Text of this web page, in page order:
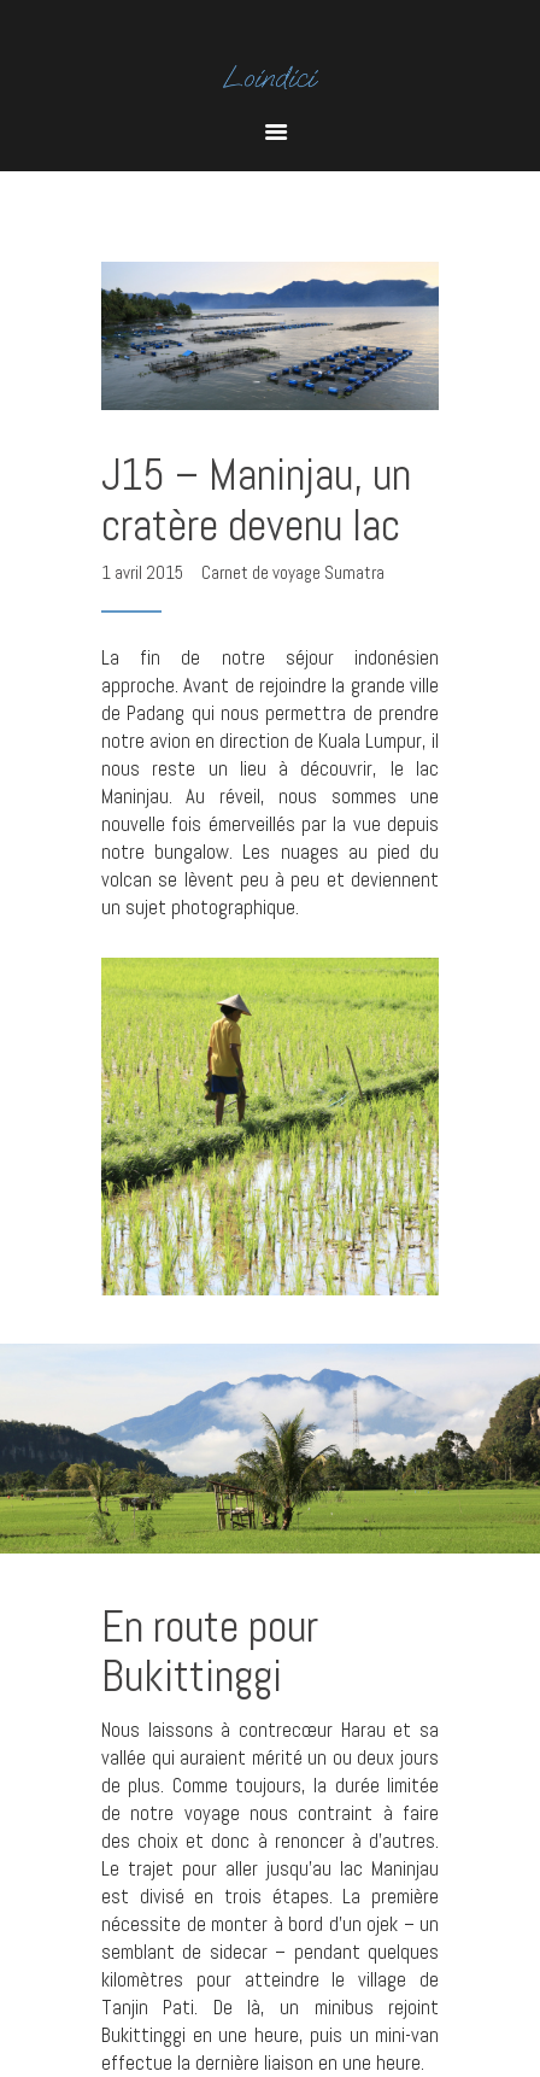
A
O
U
T
U
B
J15 – Maninjau, un
cratère devenu lac
1 avril 2015 Carnet de voyage Sumatra
La fin de notre séjour indonésien
approche. Avant de rejoindre la grande ville
de Padang qui nous permettra de prendre
notre avion en direction de Kuala Lumpur, il
nous reste un lieu à découvrir, le lac
Maninjau. Au réveil, nous sommes une
nouvelle fois émerveillés par la vue depuis
notre bungalow. Les nuages au pied du
volcan se lèvent peu à peu et deviennent
un sujet photographique.
En route pour
Bukittinggi
Nous laissons à contrecœur Harau et sa
vallée qui auraient mérité un ou deux jours
de plus. Comme toujours, la durée limitée
de notre voyage nous contraint à faire
des choix et donc à renoncer à d’autres.
Le trajet pour aller jusqu’au lac Maninjau
est divisé en trois étapes. La première
nécessite de monter à bord d’un ojek – un
semblant de sidecar – pendant quelques
kilomètres pour atteindre le village de
Tanjin Pati. De là, un minibus rejoint
Bukittinggi en une heure, puis un mini-van
effectue la dernière liaison en une heure.